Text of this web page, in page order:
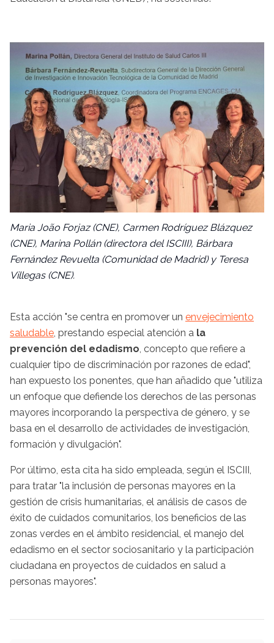
Maria João Forjaz (CNE), Carmen Rodríguez Blázquez
(CNE), Marina Pollán (directora del ISCIII), Bárbara
Fernández Revuelta (Comunidad de Madrid) y Teresa
Villegas (CNE).
Esta acción "se centra en promover un envejecimiento
saludable, prestando especial atención a la
prevención del edadismo, concepto que refiere a
cualquier tipo de discriminación por razones de edad",
han expuesto los ponentes, que han añadido que "utiliza
un enfoque que defiende los derechos de las personas
mayores incorporando la perspectiva de género, y se
basa en el desarrollo de actividades de investigación,
formación y divulgación".
Por último, esta cita ha sido empleada, según el ISCIII,
para tratar "la inclusión de personas mayores en la
gestión de crisis humanitarias, el análisis de casos de
éxito de cuidados comunitarios, los beneficios de las
zonas verdes en el ámbito residencial, el manejo del
edadismo en el sector sociosanitario y la participación
ciudadana en proyectos de cuidados en salud a
personas mayores".